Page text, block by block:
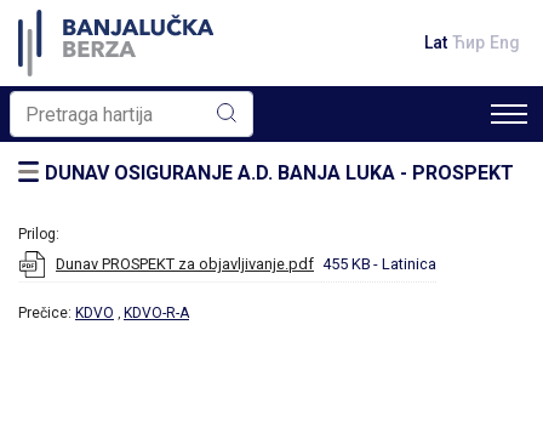
Lat Ћир Eng
DUNAV OSIGURANJE A.D. BANJA LUKA - PROSPEKT
Prilog:
Dunav PROSPEKT za objavljivanje.pdf 455 KB - Latinica
Prečice: KDVO , KDVO-R-A